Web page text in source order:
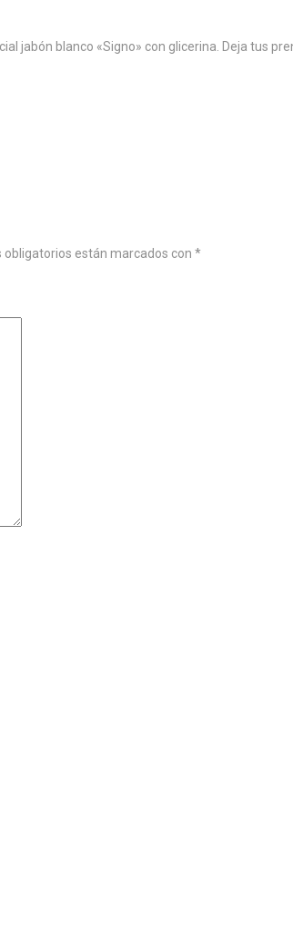
jabón blanco «Signo» con glicerina. Deja tus
obligatorios están marcados con *